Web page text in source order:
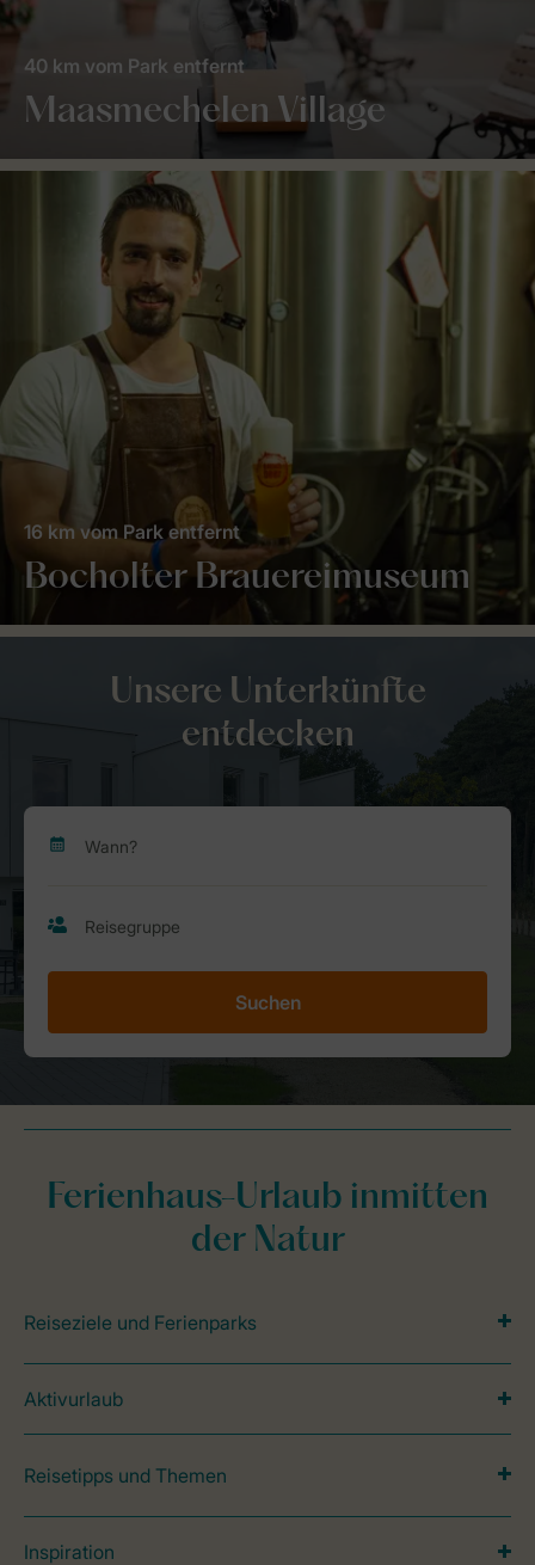
Maasmechelen Village
40 km vom Park entfernt
Bocholter Brauereimuseum
16 km vom Park entfernt
Unsere Unterkünfte
entdecken
Suchen
Ferienhaus-Urlaub inmitten
der Natur
Reiseziele und Ferienparks
Aktivurlaub
Reisetipps und Themen
Inspiration